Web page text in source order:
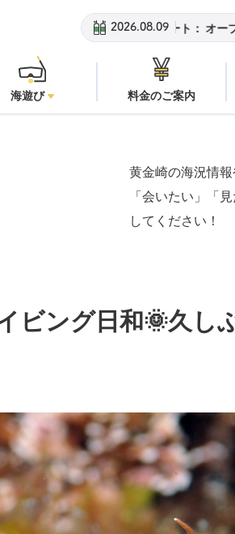
2026.08.09 黄金崎ビ
海遊び 料金のご案内
黄金崎の海況情
「会いたい」「
してください！
ビング日和🌞久し